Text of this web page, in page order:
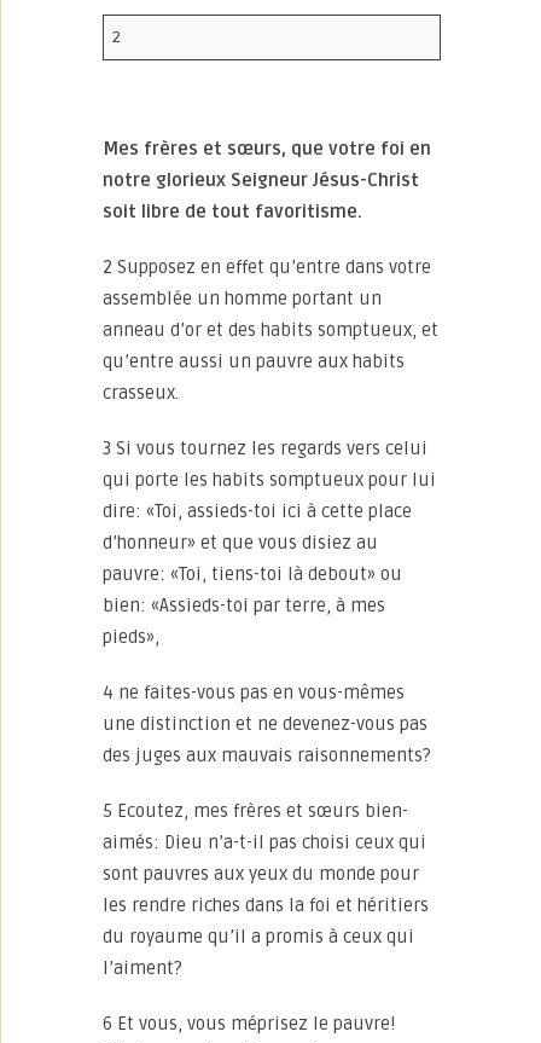
2
Mes frères et sœurs, que votre foi en
notre glorieux Seigneur Jésus-Christ
soit libre de tout favoritisme.
2 Supposez en effet qu’entre dans votre
assemblée un homme portant un
anneau d’or et des habits somptueux, et
qu’entre aussi un pauvre aux habits
crasseux.
3 Si vous tournez les regards vers celui
qui porte les habits somptueux pour lui
dire: «Toi, assieds-toi ici à cette place
d’honneur» et que vous disiez au
pauvre: «Toi, tiens-toi là debout» ou
bien: «Assieds-toi par terre, à mes
pieds»,
4 ne faites-vous pas en vous-mêmes
une distinction et ne devenez-vous pas
des juges aux mauvais raisonnements?
5 Ecoutez, mes frères et sœurs bien-
aimés: Dieu n’a-t-il pas choisi ceux qui
sont pauvres aux yeux du monde pour
les rendre riches dans la foi et héritiers
du royaume qu’il a promis à ceux qui
l’aiment?
6 Et vous, vous méprisez le pauvre!